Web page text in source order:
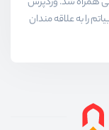
را به علاقه مندان